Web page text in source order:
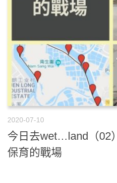
2020-07-10
今日去wet…land（02
保育的戰場